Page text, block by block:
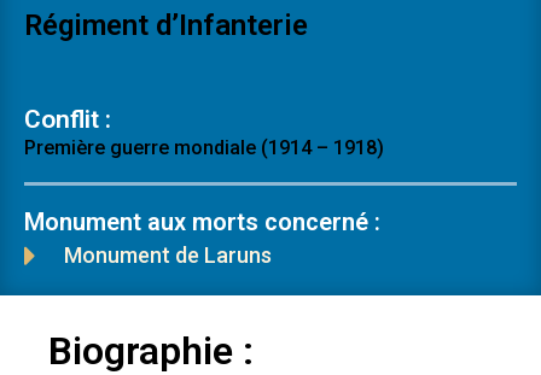
Régiment d’Infanterie
Conflit :
Première guerre mondiale (1914 – 1918)
Monument aux morts concerné :
Monument de Laruns
Biographie :